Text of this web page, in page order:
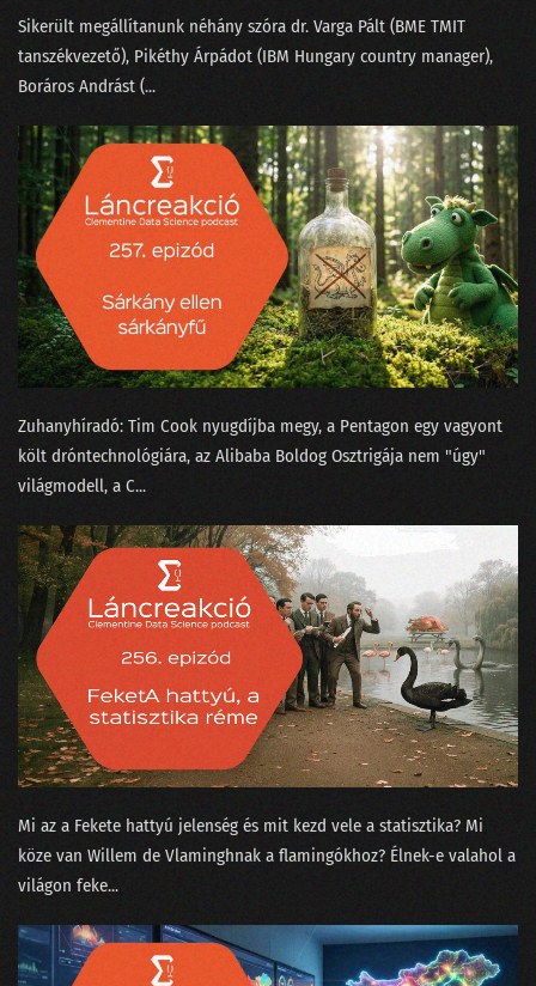
141 - 2024 az áram éve lesz?
139 - Egy magyar adattudós Sandokan nyomában
138 - Az új Mad Maxtől a milicista haláláig
137 - Hol voltak a leglazább sales-es állások 2023-ban?
136 - Matekos mémek magyar módra
135 - Lesz-e jövőre MI generálta sláger? - A State-of-AI jelentés
134 - ChatGPT-cunami a conTEXT 2023-on
133 - A ChatGPT csak beszél, de akarni nem tud
131 - A képzőművész, az MI és a giccsfestők
130 - Mihez kezdjünk a Nobel-díjasainkkal?
129 - Szélhámos szakértők az MI körül
128 - Hol áll hazánk az MI-világlistán?
127 - Ügyfélszolgálat vagy profitorientált időhúzás?
126 - Béla beindul az OSINT-ra!
125 - MI is csak emberek vagyunk!
123 - Döntéshozó drónok és legyőzött vadászpilóták
122 - Kézműves hamburgert minden zenerajongónak?
Sikerült megállítanunk néhány szóra ⁠dr. Varga Pál⁠t (BME TMIT
tanszékvezető), Pikéthy Árpád⁠⁠ot (IBM Hungary country manager),
⁠Boráros András⁠t (...
Zuhanyhíradó: ⁠Tim Cook nyugdíjba megy⁠, a Pentagon egy vagyont
költ dróntechnológiára⁠⁠, az Alibaba Boldog Osztrigája⁠⁠ nem "úgy"
világmodell, a C...
Mi az a ⁠Fekete hattyú jelenség⁠ és mit kezd vele a statisztika? Mi
köze van Willem de Vlamingh⁠⁠nak a flamingókhoz? Élnek-e valahol a
világon feke...